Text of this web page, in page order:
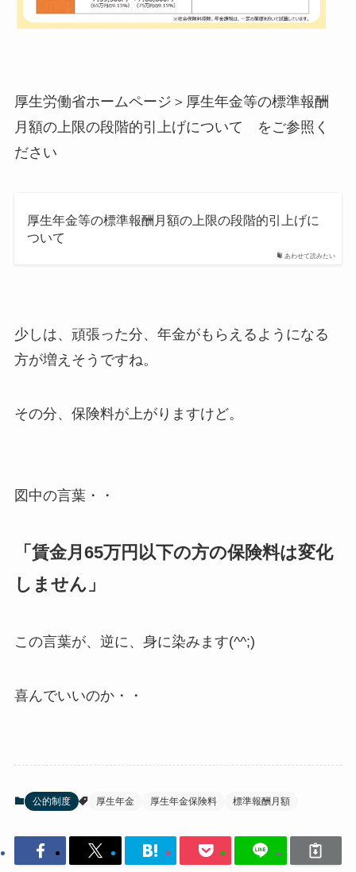
厚生労働省ホームページ＞厚生年金等の標準報酬
月額の上限の段階的引上げについて をご参照く
ださい
あわせて読みたい
厚生年金等の標準報酬月額の上限の段階的引上げに
ついて
少しは、頑張った分、年金がもらえるようになる
方が増えそうですね。
その分、保険料が上がりますけど。
図中の言葉・・
「賃金月65万円以下の方の保険料は変化
しません」
この言葉が、逆に、身に染みます(^^;)
喜んでいいのか・・
公的制度 厚生年金 厚生年金保険料 標準報酬月額